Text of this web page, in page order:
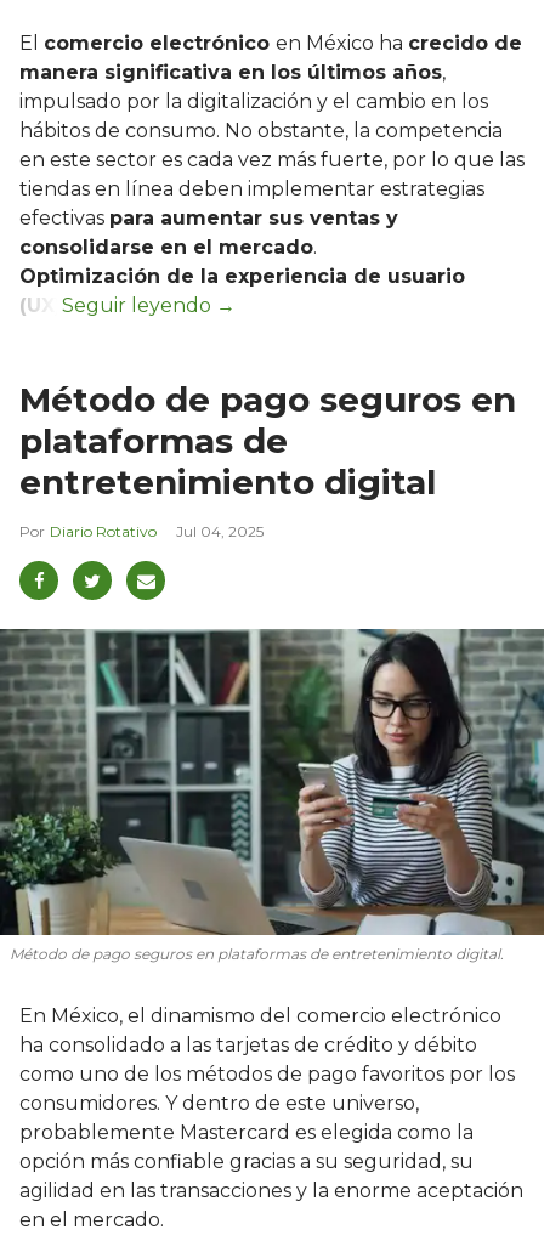
El comercio electrónico en México ha crecido de
manera significativa en los últimos años,
impulsado por la digitalización y el cambio en los
hábitos de consumo. No obstante, la competencia
en este sector es cada vez más fuerte, por lo que las
tiendas en línea deben implementar estrategias
efectivas para aumentar sus ventas y
consolidarse en el mercado.
Optimización de la experiencia de usuario
(UX)
Método de pago seguros en
plataformas de
entretenimiento digital
Diario Rotativo Jul 04, 2025
Método de pago seguros en plataformas de entretenimiento digital.
En México, el dinamismo del comercio electrónico
ha consolidado a las tarjetas de crédito y débito
como uno de los métodos de pago favoritos por los
consumidores. Y dentro de este universo,
probablemente Mastercard es elegida como la
opción más confiable gracias a su seguridad, su
agilidad en las transacciones y la enorme aceptación
en el mercado.